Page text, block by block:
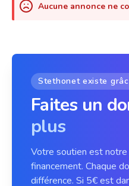
Aucune annonce ne
Stethonet existe
Faites un
plus
Votre soutien est notre
financement. Chaque
différence. Si 5€ est